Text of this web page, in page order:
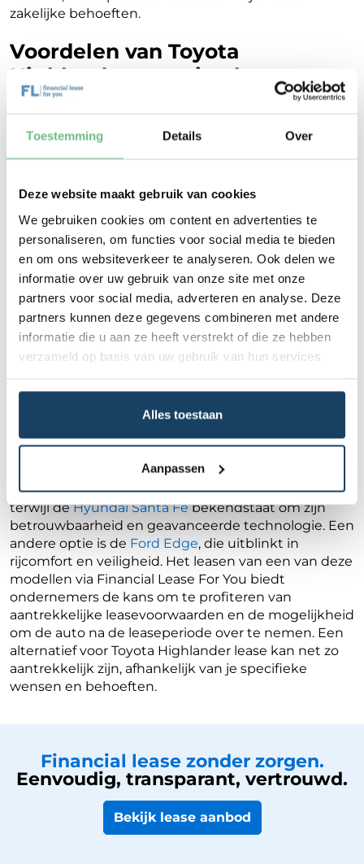
Toestemming Details Over
Deze website maakt gebruik van cookies
We gebruiken cookies om content en advertenties te
personaliseren, om functies voor social media te bieden
en om ons websiteverkeer te analyseren. Ook delen we
informatie over uw gebruik van onze site met onze
partners voor social media, adverteren en analyse. Deze
partners kunnen deze gegevens combineren met andere
informatie die u aan ze heeft verstrekt of die ze hebben
verzameld op basis van uw gebruik van hun services.
Alles toestaan
Aanpassen
zakelijke behoeften.
Voordelen van Toyota
Highlander occasion leasen
een nieuwe auto, maar dan tegen een lagere prijs.
Met een occasion lease kun je rekenen op een
Financial Lease For You biedt flexibele voorwaarden
en een breed aanbod aan occasions, waardoor je
altijd een passende Highlander vindt. Ondernemers
kiezen voor ons vanwege de transparante
voorwaarden en de mogelijkheid om de auto aan
het einde van de leaseperiode over te nemen. Het
Toyota Highlander occasion leasen is een slimme
keuze voor wie kosten wil besparen zonder in te
boeten op kwaliteit.
Toyota Highlander lease
Voor ondernemers die overwegen een auto in
leasen, zijn er enkele interessante alternatieven. De
Kia Sorentobiedt vergelijkbare ruimte en comfort,
terwijl deHyundai Santa Febekendstaat om zijn
betrouwbaarheid en geavanceerde technologie. Een
andere optie is de Ford Edge, die uitblinkt in
rijcomfort en veiligheid. Het leasen van een van deze
modellen via Financial Lease For You biedt
ondernemers de kans om te profiteren van
aantrekkelijke leasevoorwaarden en de mogelijkheid
om de auto na de leaseperiode over te nemen. Een
alternatief voor Toyota Highlander lease kan net zo
aantrekkelijk zijn, afhankelijk van je specifieke
wensen en behoeften.
Financial lease zonder zorgen.
Eenvoudig, transparant, vertrouwd.
Bekijk lease aanbod